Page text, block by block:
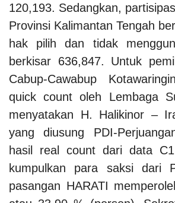
120,193. Sedangkan,
Provinsi Kalimantan Tengah
hak pilih dan tidak
berkisar 636,847. Untuk
Cabup-Cawabup
quick count oleh Lembaga
menyatakan H. Halikinor –
yang diusung PDI-
hasil real count dari data
kumpulkan para saksi dari
pasangan HARATI